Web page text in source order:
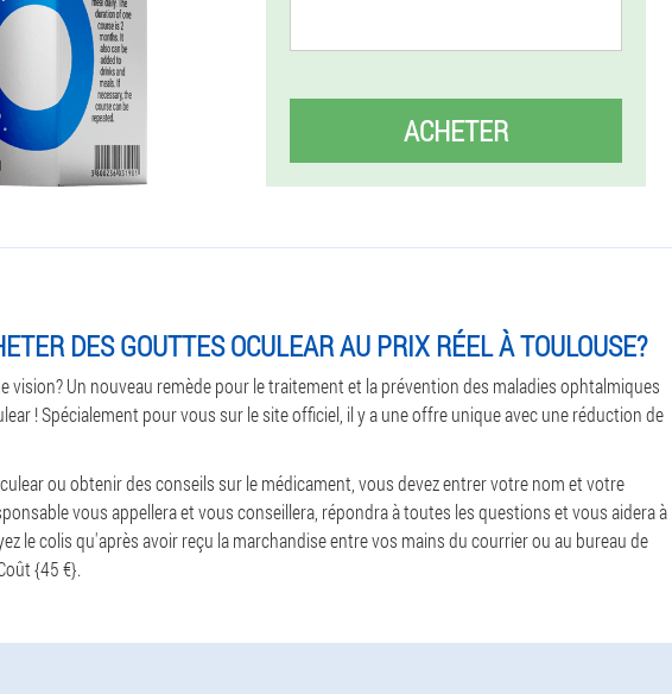
ACHETER
DES GOUTTES OCULEAR AU PRIX RÉEL À TOULOUSE?
vision? Un nouveau remède pour le traitement et la prévention des maladies ophtalmiques
! Spécialement pour vous sur le site officiel, il y a une offre unique avec une réduction de
ou obtenir des conseils sur le médicament, vous devez entrer votre nom et votre
vous appellera et vous conseillera, répondra à toutes les questions et vous aidera à
le colis qu'après avoir reçu la marchandise entre vos mains du courrier ou au bureau de
{45 €}.